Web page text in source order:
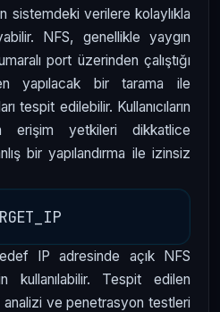
sistemdeki verilere kolaylıkla
NFS, genellikle yaygın
port üzerinden çalıştığı
yapılacak bir tarama ile
tespit edilebilir. Kullanıcıların
erişim yetkileri dikkatlice
bir yapılandırma ile izinsiz
IP adresinde açık NFS
kullanılabilir. Tespit edilen
analizi ve penetrasyon testleri